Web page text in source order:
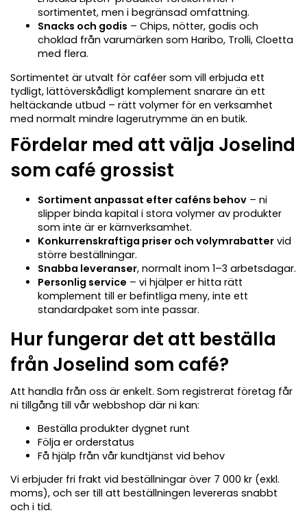
sortimentet, men i begränsad omfattning.
Snacks och godis – Chips, nötter, godis och
choklad från varumärken som Haribo, Trolli, Cloetta
med flera.
Sortimentet är utvalt för caféer som vill erbjuda ett
tydligt, lättöverskådligt komplement snarare än ett
heltäckande utbud – rätt volymer för en verksamhet
med normalt mindre lagerutrymme än en butik.
Fördelar med att välja Joselind
som café grossist
Sortiment anpassat efter caféns behov – ni
slipper binda kapital i stora volymer av produkter
som inte är er kärnverksamhet.
Konkurrenskraftiga priser och volymrabatter vid
större beställningar.
Snabba leveranser, normalt inom 1–3 arbetsdagar.
Personlig service – vi hjälper er hitta rätt
komplement till er befintliga meny, inte ett
standardpaket som inte passar.
Hur fungerar det att beställa
från Joselind som café?
Att handla från oss är enkelt. Som registrerat företag får
ni tillgång till vår webbshop där ni kan:
Beställa produkter dygnet runt
Följa er orderstatus
Få hjälp från vår kundtjänst vid behov
Vi erbjuder fri frakt vid beställningar över 7 000 kr (exkl.
moms), och ser till att beställningen levereras snabbt
och i tid.